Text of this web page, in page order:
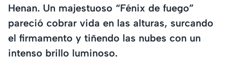
Henan. Un majestuoso “Fénix de fuego”
pareció cobrar vida en las alturas, surcando
el firmamento y tiñendo las nubes con un
intenso brillo luminoso.